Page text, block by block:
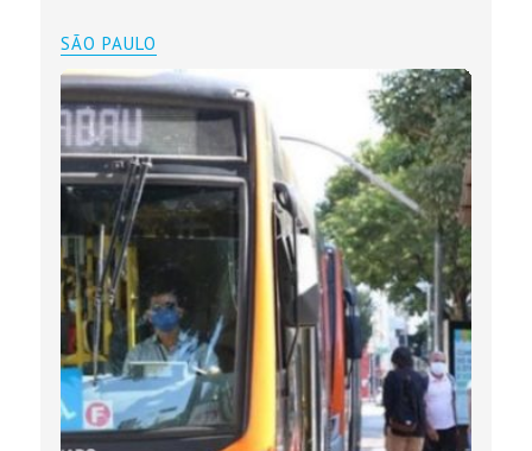
SÃO PAULO